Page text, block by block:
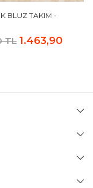
BLUZ TAKIM -
TL 1.463,90